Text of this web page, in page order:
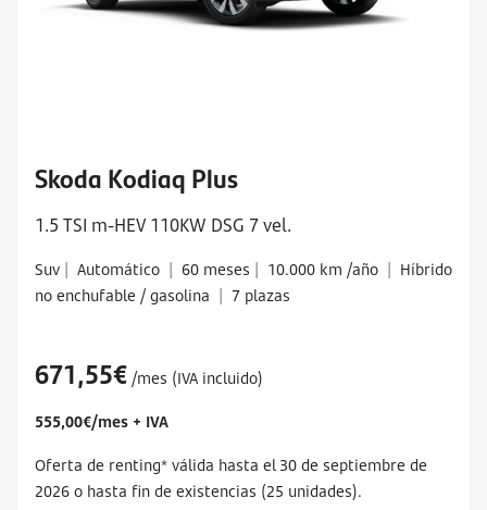
Skoda Kodiaq Plus
1.5 TSI m-HEV 110KW DSG 7 vel.
Suv | Automático | 60 meses | 10.000 km /año | Híbrido
no enchufable / gasolina | 7 plazas
671,55€ /mes (IVA incluido)
555,00€/mes + IVA
Oferta de renting* válida hasta el 30 de septiembre de
2026 o hasta fin de existencias (25 unidades).